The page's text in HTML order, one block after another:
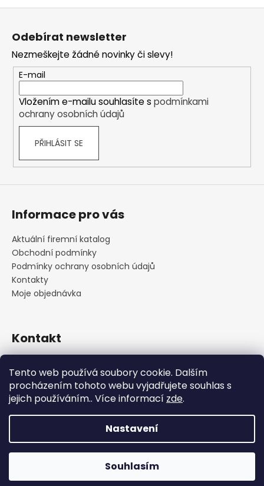
Tento web používá soubory cookie. Dalším
procházením tohoto webu vyjadřujete souhlas s
jejich používáním.. Více informací zde.
Nastavení
Souhlasím
Z
Odebírat newsletter
Nezmeškejte žádné novinky či slevy!
E-mail
Vložením e-mailu souhlasíte s podmínkami
ochrany osobních údajů
PŘIHLÁSIT SE
Informace pro vás
Aktuální firemní katalog
Obchodní podmínky
Podmínky ochrany osobních údajů
Kontakty
Moje objednávka
Kontakt
+420 222 316 990
https://www.facebook.com/cskarlin
Copyright 2026Concept Store Karlín. Všechna práva
Upravit nastavení cookies